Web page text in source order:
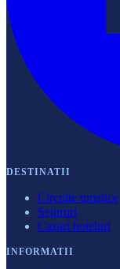
DESTINATII
Circuite turistice
Sejururi
Cazari hoteluri
INFORMATII